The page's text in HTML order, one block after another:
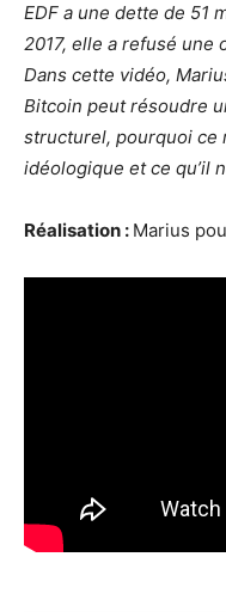
EDF a une dette de 51
2017, elle a refusé une
Dans cette vidéo,
Bitcoin peut résoudre
structurel, pourquoi ce
idéologique et ce qu’il
Réalisation : Marius